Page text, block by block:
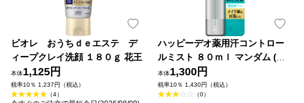
ビオレ おうちｄｅエステ デ
ィープクレイ洗顔 １８０ｇ 花王
本体1,125円
税率10％ 1,237円（税込）
（4）
ハッピーデオ薬用汗コントロー
ルミスト ８０ｍｌ マンダム (医
薬部外品)
本体1,300円
税率10％ 1,430円（税込）
（0）